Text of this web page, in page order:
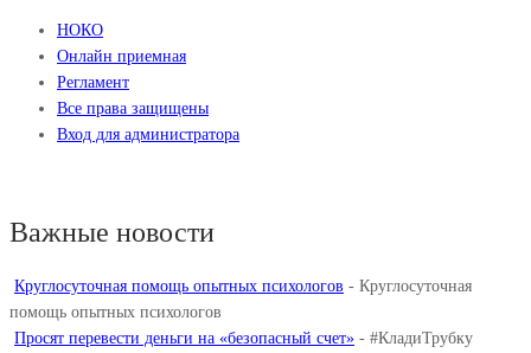
НОКО
Онлайн приемная
Регламент
Все права защищены
Вход для администратора
Важные новости
Круглосуточная помощь опытных психологов - Круглосуточная
помощь опытных психологов
Просят перевести деньги на «безопасный счет» - #КладиТрубку